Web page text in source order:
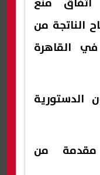
الناتجة من
القاهرة
الدستورية
من